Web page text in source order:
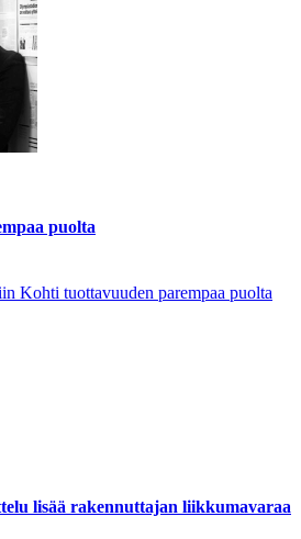
puolta
Kohti tuottavuuden parempaa puolta
lisää rakennuttajan liikkumavaraa